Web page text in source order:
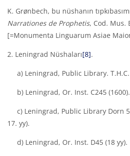
K. Grønbech, bu nüshanın
Narrationesde Prophetis, Cod. Mus.
[=Monumenta Linguarum Asiae
2. Leningrad Nüshaları[8].
a) Leningrad, Public Library. T.H.C.
b) Leningrad, Or. Inst. C245 (1600).
c) Leningrad, Public Library Dorn
17. yy).
d) Leningrad, Or. Inst. D45 (18 yy).